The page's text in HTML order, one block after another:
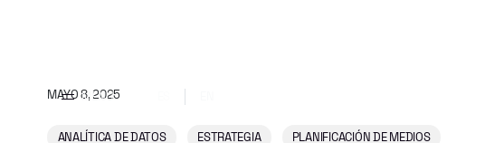
MENU
MAYO 8, 2025
ANALÍTICA DE DATOS ESTRATEGIA PLANIFICACIÓN DE MEDIOS